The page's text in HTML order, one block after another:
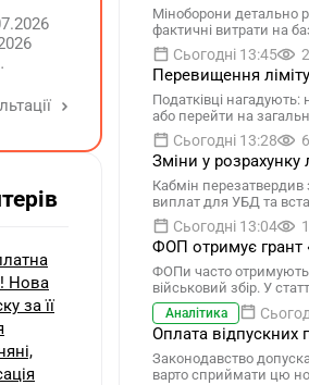
Міноборони детально
фактичні витрати на
Сьогодні 13:45
Перевищення
Податківці
або перейти на
Сьогодні 13:28
Зміни у розрахунку
Кабмін перезатвердив
виплат для УБД та
Сьогодні 13:04
ФОП отримує грант
ФОПи часто отримують
військовий збір. У
Аналітика
Оплата відпускних
Законодавство
варто сприймати цю
при
Нова
за її